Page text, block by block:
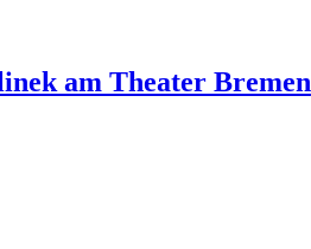
am Theater Bremen